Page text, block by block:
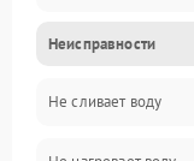
Управление
Электропитание
Неисправности
Не сливает воду